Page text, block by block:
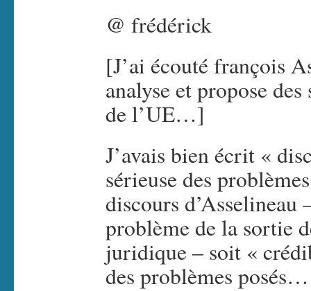
@ frédérick
[J’ai écouté françois
analyse et propose
de l’UE…]
J’avais bien écrit «
sérieuse des
discours d’Asselineau
problème de la sortie
juridique – soit «
des problèmes posés…